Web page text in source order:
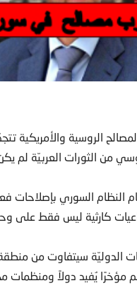
الروسية والأمريكية
من الثورات العربيّة لم
النظام السوري بإصلاحات
كارثية ليس فقط على
الدوليّة سيتفاوت من
مؤخرًا يُفيد دولاً